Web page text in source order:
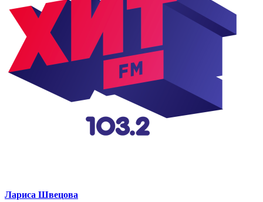
Лариса Швецова